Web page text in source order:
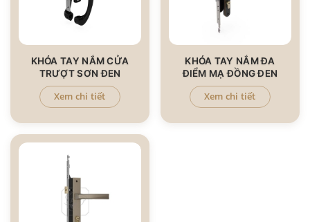
KHÓA TAY NẮM CỬA
TRƯỢT SƠN ĐEN
Xem chi tiết
KHÓA TAY NẮM ĐA
ĐIỂM MẠ ĐỒNG ĐEN
Xem chi tiết